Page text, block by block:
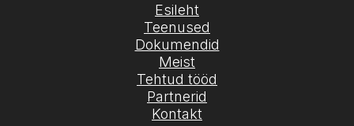
Esileht
Teenused
Dokumendid
Meist
Tehtud tööd
Partnerid
Kontakt